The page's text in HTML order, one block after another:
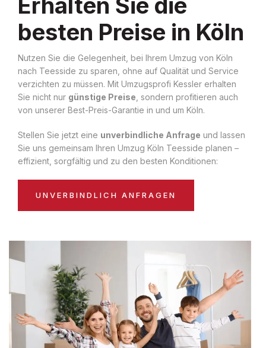
besten Preise in Köln
Nutzen Sie die Gelegenheit, bei Ihrem Umzug von Köln
nach Teesside zu sparen, ohne auf Qualität und Service
verzichten zu müssen. Mit Umzugsprofi Kessler erhalten
Sie nicht nur günstige Preise , sondern profitieren auch
von unserer Best-Preis-Garantie in und um Köln.
Stellen Sie jetzt eine unverbindliche Anfrage und lassen
Sie uns gemeinsam Ihren Umzug Köln Teesside planen –
effizient, sorgfältig und zu den besten Konditionen:
UNVERBINDLICH ANFRAGEN